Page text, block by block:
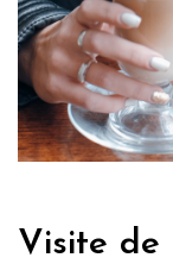
Visite de